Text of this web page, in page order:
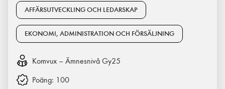
AFFÄRSUTVECKLING OCH LEDARSKAP
EKONOMI, ADMINISTRATION OCH FÖRSÄLJNING
Komvux – Ämnesnivå Gy25
Poäng: 100